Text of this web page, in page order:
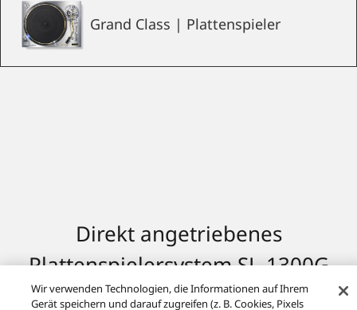
Grand Class | Plattenspieler
Direkt angetriebenes
Plattenspielersystem SL-1300G
Wir verwenden Technologien, die Informationen auf Ihrem
Gerät speichern und darauf zugreifen (z. B. Cookies, Pixels